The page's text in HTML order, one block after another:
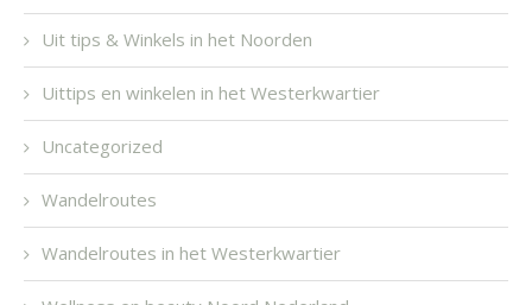
Uit tips & Winkels in het Noorden
Uittips en winkelen in het Westerkwartier
Uncategorized
Wandelroutes
Wandelroutes in het Westerkwartier